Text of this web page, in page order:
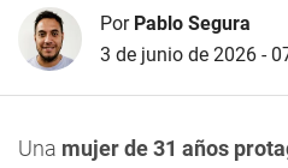
Por Pablo Segura
3 de junio de 2026 -
Una mujer de 31 años